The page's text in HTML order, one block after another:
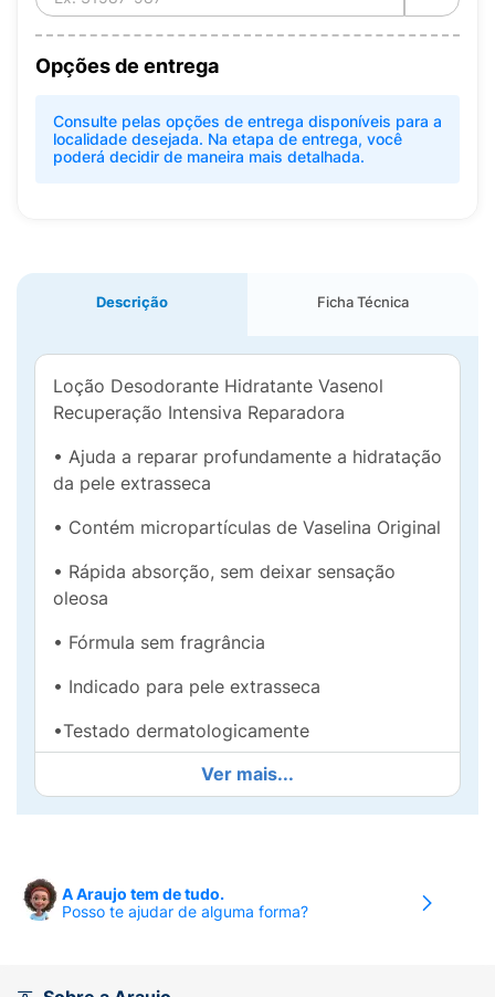
Opções de entrega
Consulte pelas opções de entrega disponíveis para a
localidade desejada. Na etapa de entrega, você
poderá decidir de maneira mais detalhada.
Descrição Ficha Técnica
Loção Desodorante Hidratante Vasenol
Recuperação Intensiva Reparadora
• Ajuda a reparar profundamente a hidratação
da pele extrasseca
• Contém micropartículas de Vaselina Original
• Rápida absorção, sem deixar sensação
oleosa
• Fórmula sem fragrância
• Indicado para pele extrasseca
•Testado dermatologicamente
Vasenol Repairing ajuda a reparar a
hidratação da pele extrasseca, deixando-a
reparando sua hidratação. Rápida absorção
sem deixar sensação oleosa. Com
possui nutrientes para uma hidratação diária.
Ver mais...
A Araujo tem de tudo.
Posso te ajudar de alguma forma?